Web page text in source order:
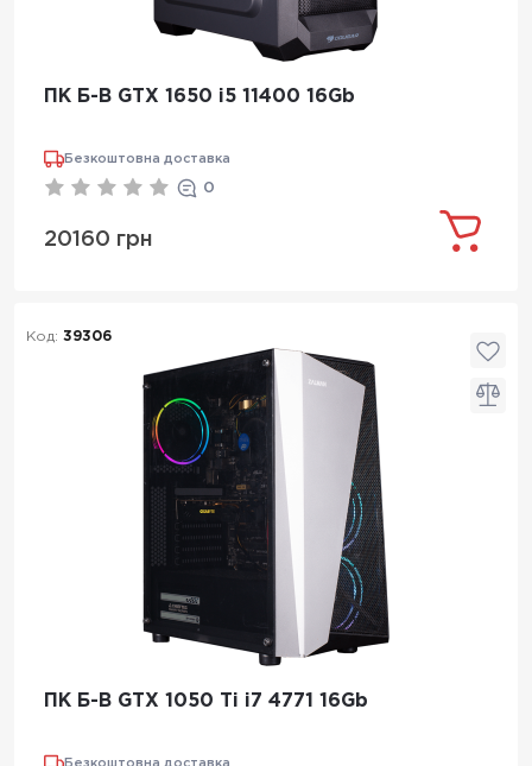
ПК Б-В GTX 1650 i5 11400 16Gb
Безкоштовна доставка
0
20160 грн
Код: 39306
ПК Б-В GTX 1050 Ti i7 4771 16Gb
Безкоштовна доставка